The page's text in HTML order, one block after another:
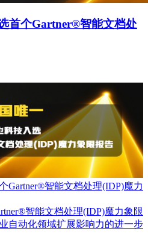
首个Gartner®智能文档处
Gartner®智能文档处理(IDP)魔力
智能文档处理(IDP)魔力象限
自动化领域扩展影响力的进一步